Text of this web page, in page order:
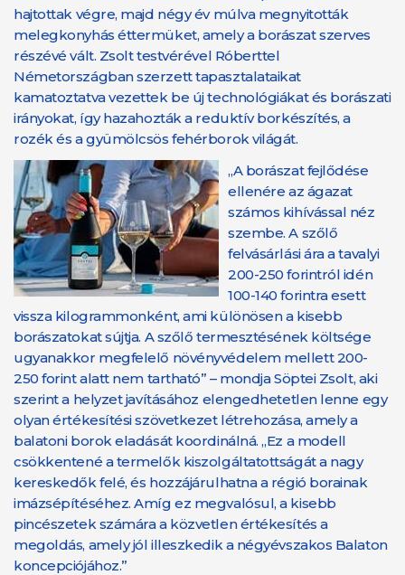
hajtottak végre, majd négy év múlva megnyitották
melegkonyhás éttermüket, amely a borászat szerves
részévé vált. Zsolt testvérével Róberttel
Németországban szerzett tapasztalataikat
kamatoztatva vezettek be új technológiákat és borászati
irányokat, így hazahozták a reduktív borkészítés, a
rozék és a gyümölcsös fehérborok világát.
„A borászat fejlődése
ellenére az ágazat
számos kihívással néz
szembe. A szőlő
felvásárlási ára a tavalyi
200-250 forintról idén
100-140 forintra esett
vissza kilogrammonként, ami különösen a kisebb
borászatokat sújtja. A szőlő termesztésének költsége
ugyanakkor megfelelő növényvédelem mellett 200-
250 forint alatt nem tartható” – mondja Söptei Zsolt, aki
szerint a helyzet javításához elengedhetetlen lenne egy
olyan értékesítési szövetkezet létrehozása, amely a
balatoni borok eladását koordinálná. „Ez a modell
csökkentené a termelők kiszolgáltatottságát a nagy
kereskedők felé, és hozzájárulhatna a régió borainak
imázsépítéséhez. Amíg ez megvalósul, a kisebb
pincészetek számára a közvetlen értékesítés a
megoldás, amely jól illeszkedik a négyévszakos Balaton
koncepciójához.”